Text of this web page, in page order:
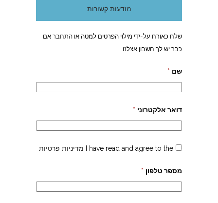
מודעות קשורות
שלח כאורח על-ידי מילוי הפרטים למטה או התחבראם
כבר יש לך חשבון אצלנו
שם *
דואר אלקטרוני *
I have read and agree to the מדיניות פרטיות
מספר טלפון *